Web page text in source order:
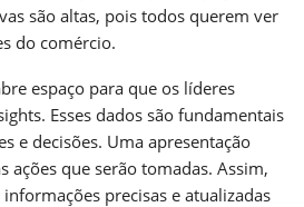
são altas, pois todos querem ver
do comércio.
espaço para que os líderes
Esses dados são fundamentais
e decisões. Uma apresentação
ações que serão tomadas. Assim,
precisas e atualizadas